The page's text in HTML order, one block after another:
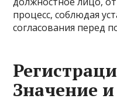
процесс, соблюдая
согласования перед
Значение